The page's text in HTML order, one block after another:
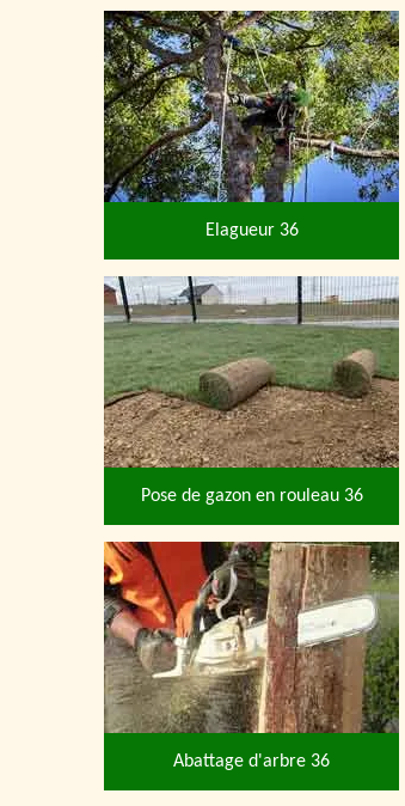
Elagueur 36
Pose de gazon en rouleau 36
Abattage d'arbre 36